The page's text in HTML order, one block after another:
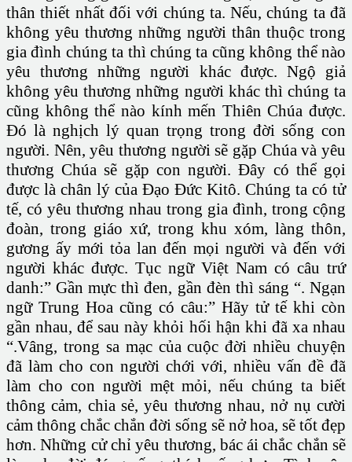
thân thiết nhất đối với chúng ta. Nếu, chúng ta đã
không yêu thương những người thân thuộc trong
gia đình chúng ta thì chúng ta cũng không thể nào
yêu thương những người khác được. Ngộ giả
không yêu thương những người khác thì chúng ta
cũng không thể nào kính mến Thiên Chúa được.
Đó là nghịch lý quan trọng trong đời sống con
người. Nên, yêu thương người sẽ gặp Chúa và yêu
thương Chúa sẽ gặp con người. Đây có thể gọi
được là chân lý của Đạo Đức Kitô. Chúng ta có tử
tế, có yêu thương nhau trong gia đình, trong cộng
đoàn, trong giáo xứ, trong khu xóm, làng thôn,
gương ấy mới tỏa lan đến mọi người và đến với
người khác được. Tục ngữ Việt Nam có câu trứ
danh:” Gần mực thì đen, gần đèn thì sáng “. Ngạn
ngữ Trung Hoa cũng có câu:” Hãy tử tế khi còn
gần nhau, để sau này khỏi hối hận khi đã xa nhau
“.Vâng, trong sa mạc của cuộc đời nhiều chuyện
đã làm cho con người chới với, nhiều vấn đề đã
làm cho con người mệt mỏi, nếu chúng ta biết
thông cảm, chia sẻ, yêu thương nhau, nở nụ cười
cảm thông chắc chắn đời sống sẽ nở hoa, sẽ tốt đẹp
hơn. Những cử chỉ yêu thương, bác ái chắc chắn sẽ